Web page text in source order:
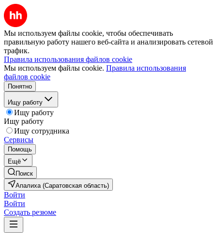
Мы используем файлы cookie, чтобы обеспечивать
правильную работу нашего веб-сайта и анализировать сетевой
трафик.
Правила использования файлов cookie
Мы используем файлы cookie. Правила использования
файлов cookie
Понятно
Ищу работу
Ищу работу
Ищу работу
Ищу сотрудника
Сервисы
Помощь
Ещё
Поиск
Апалиха (Саратовская область)
Войти
Войти
Создать резюме